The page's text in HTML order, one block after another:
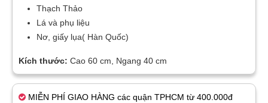
Thạch Thảo
Lá và phụ liệu
Nơ, giấy lụa( Hàn Quốc)
Kích thước: Cao 60 cm, Ngang 40 cm
MIỄN PHÍ GIAO HÀNG các quận TPHCM từ 400.000đ